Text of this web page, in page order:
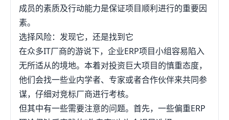
成员的素质及行动能力是保证项目顺利进行的重要因
素。
选择风险：发现它，还是找到它
在众多IT厂商的游说下，企业ERP项目小组容易陷入
无所适从的境地。本着对投资巨大项目的慎重态度，
他们会找一些业内学者、专家或者合作伙伴来共同参
谋，仔细对竞标厂商进行考核。
但其中有一些需要注意的问题。首先，一些偏重ERP